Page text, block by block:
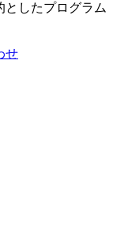
したプログラム
せ